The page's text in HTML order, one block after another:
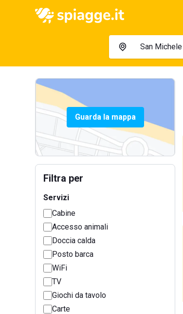
Guarda la mappa
Filtra per
Servizi
Cabine
Accesso animali
Doccia calda
Posto barca
WiFi
TV
Giochi da tavolo
Carte